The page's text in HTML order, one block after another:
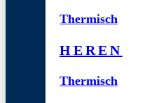
Thermisch
HEREN
Thermisch